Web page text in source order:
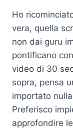
Ho
vera, quella
non dai guru
pontificano
video di 30
sopra, pensa
importato
Preferisco
approfondire